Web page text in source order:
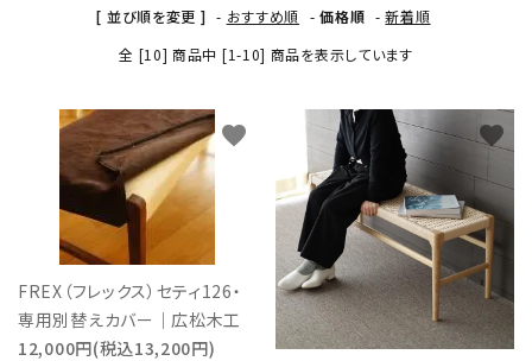
search
カテゴリーから探す
素材から選ぶ
インフォメーション
[ 並び順を変更 ] - おすすめ順 -価格順 -新着順
全 [10] 商品中 [1-10] 商品を表示しています
FREX（フレックス）セティ126・
専用別替えカバー｜広松木工
12,000円(税込13,200円)
favorite favorite